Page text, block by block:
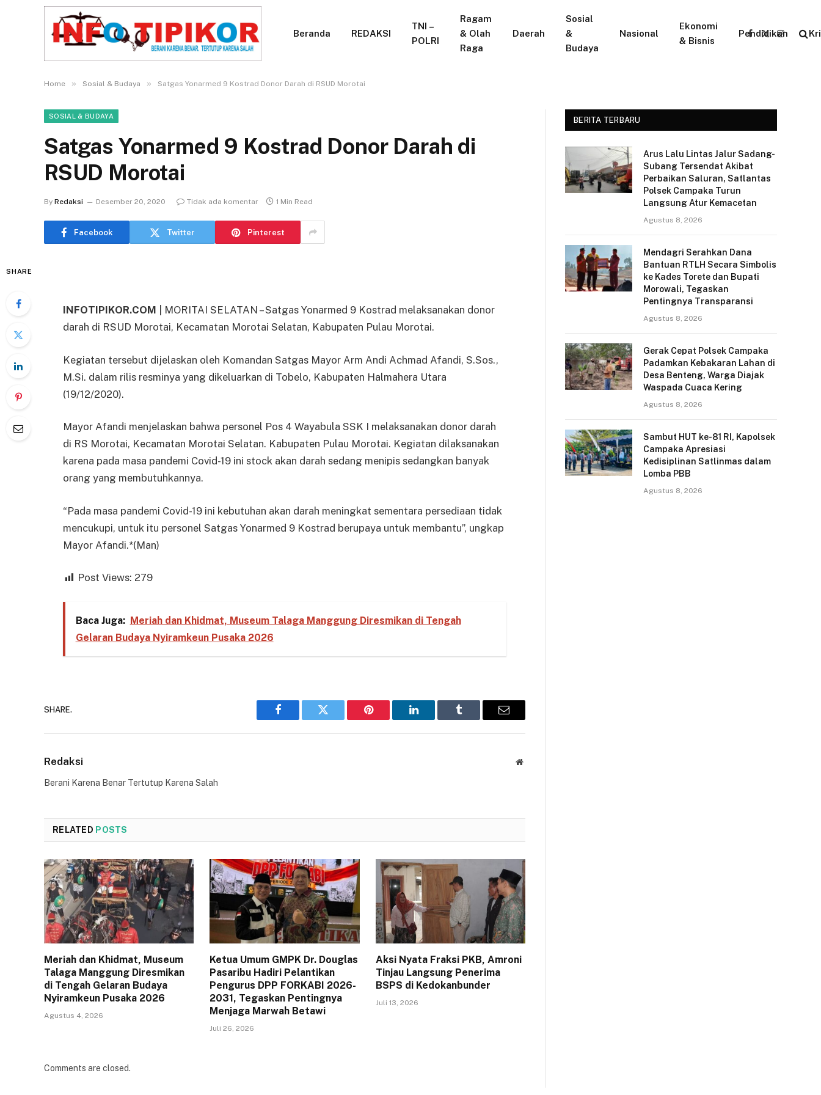
Beranda REDAKSI
TNI –
POLRI
Ragam
& Olah
Raga
Daerah
Sosial
&
Budaya
Nasional
Ekonomi
& Bisnis
Pendidikan
Facebook
X
Instagram
Home » Sosial & Budaya » Satgas Yonarmed 9 Kostrad Donor Darah di RSUD Morotai
SOSIAL & BUDAYA
Satgas Yonarmed 9 Kostrad Donor Darah di
RSUD Morotai
By Redaksi Desember 20, 2020 Tidak ada komentar 1 Min Read
Facebook Twitter Pinterest
SHARE
INFOTIPIKOR.COM | MORITAI SELATAN – Satgas Yonarmed 9 Kostrad melaksanakan donor
darah di RSUD Morotai, Kecamatan Morotai Selatan, Kabupaten Pulau Morotai.
Kegiatan tersebut dijelaskan oleh Komandan Satgas Mayor Arm Andi Achmad Afandi, S.Sos.,
M.Si. dalam rilis resminya yang dikeluarkan di Tobelo, Kabupaten Halmahera Utara
(19/12/2020).
Mayor Afandi menjelaskan bahwa personel Pos 4 Wayabula SSK I melaksanakan donor darah
di RS Morotai, Kecamatan Morotai Selatan. Kabupaten Pulau Morotai. Kegiatan dilaksanakan
karena pada masa pandemi Covid-19 ini stock akan darah sedang menipis sedangkan banyak
orang yang membutuhkannya.
“Pada masa pandemi Covid-19 ini kebutuhan akan darah meningkat sementara persediaan tidak
mencukupi, untuk itu personel Satgas Yonarmed 9 Kostrad berupaya untuk membantu”, ungkap
Mayor Afandi.*(Man)
Post Views: 279
Baca Juga:
Meriah dan Khidmat, Museum Talaga Manggung Diresmikan di Tengah
Gelaran Budaya Nyiramkeun Pusaka 2026
SHARE.
Facebook Twitter Pinterest LinkedIn Tumblr Email
Redaksi Website
Berani Karena Benar Tertutup Karena Salah
RELATED POSTS
Meriah dan Khidmat, Museum
Talaga Manggung Diresmikan
di Tengah Gelaran Budaya
Nyiramkeun Pusaka 2026
Agustus 4, 2026
Ketua Umum GMPK Dr. Douglas
Pasaribu Hadiri Pelantikan
Pengurus DPP FORKABI 2026-
2031, Tegaskan Pentingnya
Menjaga Marwah Betawi
Juli 26, 2026
Aksi Nyata Fraksi PKB, Amroni
Tinjau Langsung Penerima
BSPS di Kedokanbunder
Juli 13, 2026
Comments are closed.
BERITA TERBARU
Arus Lalu Lintas Jalur Sadang-
Subang Tersendat Akibat
Perbaikan Saluran, Satlantas
Polsek Campaka Turun
Langsung Atur Kemacetan
Agustus 8, 2026
Mendagri Serahkan Dana
Bantuan RTLH Secara Simbolis
ke Kades Torete dan Bupati
Morowali, Tegaskan
Pentingnya Transparansi
Agustus 8, 2026
Gerak Cepat Polsek Campaka
Padamkan Kebakaran Lahan di
Desa Benteng, Warga Diajak
Waspada Cuaca Kering
Agustus 8, 2026
Sambut HUT ke-81 RI, Kapolsek
Campaka Apresiasi
Kedisiplinan Satlinmas dalam
Lomba PBB
Agustus 8, 2026